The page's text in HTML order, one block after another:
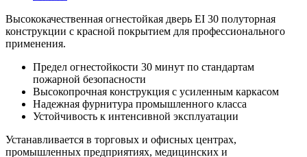
Высококачественная огнестойкая дверь EI 30 полуторная
конструкции с красной покрытием для профессионального
применения.
Предел огнестойкости 30 минут по стандартам
пожарной безопасности
Высокопрочная конструкция с усиленным каркасом
Надежная фурнитура промышленного класса
Устойчивость к интенсивной эксплуатации
Устанавливается в торговых и офисных центрах,
промышленных предприятиях, медицинских и